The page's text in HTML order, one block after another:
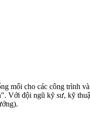
mối cho các công trình
Với đội ngũ kỹ sư, kỹ